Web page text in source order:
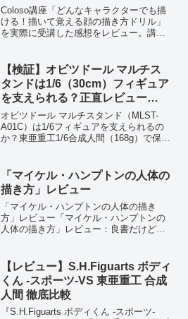
hide
Coloso講座「どんなキャラクターでも描
ける！描いて覚える顔の描き方ドリル」
を実際に受講した感想をレビュー。講座
【検証】オビツドール マルチス
タンドは1/6（30cm）フィギュア
を支えられる？正直レビュー
【MLST-A01C】
オビツドール マルチスタンド（MLST-
A01C）は1/6フィギュアを支えられるの
か？東亜重工1/6合成人間（168g）で保持
「マイケル・ハンプトンの人体の
描き方」レビュー
「マイケル・ハンプトンの人体の描き
方」レビュー「マイケル・ハンプトンの
人体の描き方」レビュー：良書だけど、
く上で役立つ考え方が詰まった本です。
特に、複雑な人体をシンプル...
【レビュー】S.H.Figuarts ボディ
くん -スポーツ-VS 東亜重工 合成
人間 徹底比較
『S.H.Figuarts ボディくん -スポーツ-